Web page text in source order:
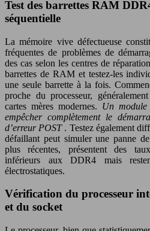
Test des barrettes RAM
séquentielle
La mémoire vive défectueuse
fréquentes de problèmes de
des cas selon les centres de
barrettes de RAM et testez-les
une seule barrette à la fois.
proche du processeur,
cartes mères modernes. Un module
empêcher complètement le
d’erreur POST . Testez également
défaillant peut simuler une panne
plus récentes, présentent des
inférieurs aux DDR4 mais
électrostatiques.
Vérification du processeur
et du socket